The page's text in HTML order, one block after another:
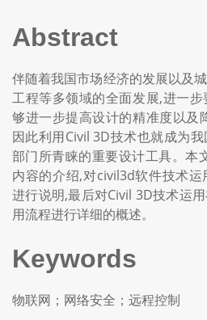
Abstract
伴随着我国市场经济的发展以及
工程等多领域的全面发展,进一
够进一步提高设计的精准度以及
因此利用Civil 3D技术也就成为
部门所青睐的重要设计工具。本
内容的介绍,对civil3d软件技术
进行说明,最后对Civil 3D技术运
用流程进行详细的概述。
Keywords
物联网；网络安全；远程控制